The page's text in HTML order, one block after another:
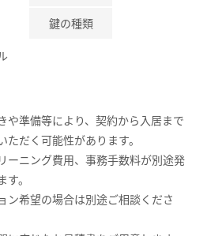
鍵の種類
や準備等により、契約から入居まで
ただく可能性があります。
ーニング費用、事務手数料が別途発
。
ン希望の場合は別途ご相談くださ